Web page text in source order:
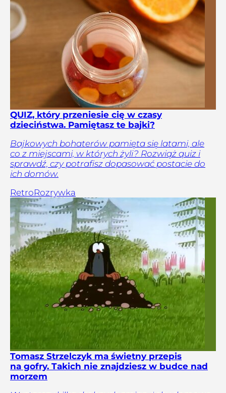
QUIZ, który przeniesie cię w czasy
dzieciństwa. Pamiętasz te bajki?
Bajkowych bohaterów pamięta się latami, ale
co z miejscami, w których żyli? Rozwiąż quiz i
sprawdź, czy potrafisz dopasować postacie do
ich domów.
RetroRozrywka
Tomasz Strzelczyk ma świetny przepis
na gofry. Takich nie znajdziesz w budce nad
morzem